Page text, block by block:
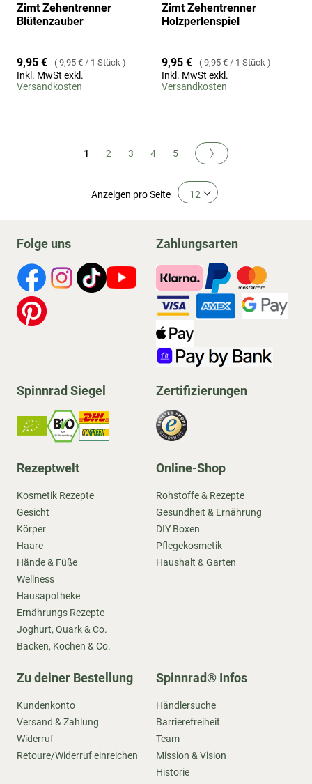
Zimt Zehentrenner
Blütenzauber
9,95 € 9,95 € / 1 Stück
Inkl. MwSt exkl.
Versandkosten
Zimt Zehentrenner
Holzperlenspiel
9,95 € 9,95 € / 1 Stück
Inkl. MwSt exkl.
Versandkosten
Seite
Sie lesen gerade Seite
1 Seite
2 Seite
3 Seite
4 Seite
5 Seite
Weiter
Anzeigen pro Seite
Folge uns Zahlungsarten
Spinnrad Siegel Zertifizierungen
Rezeptwelt
Kosmetik Rezepte
Gesicht
Körper
Haare
Hände & Füße
Wellness
Hausapotheke
Ernährungs Rezepte
Joghurt, Quark & Co.
Backen, Kochen & Co.
Online-Shop
Rohstoffe & Rezepte
Gesundheit & Ernährung
DIY Boxen
Pflegekosmetik
Haushalt & Garten
Zu deiner Bestellung
Kundenkonto
Versand & Zahlung
Widerruf
Retoure/Widerruf einreichen
Spinnrad® Infos
Händlersuche
Barrierefreiheit
Team
Mission & Vision
Historie